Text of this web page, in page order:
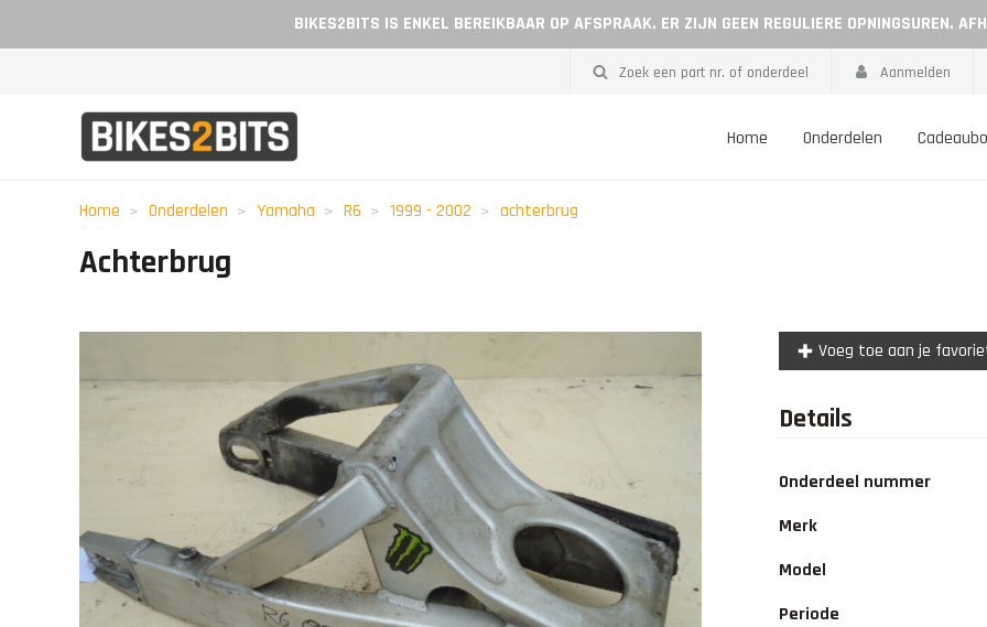
BIKES2BITS IS ENKEL BEREIKBAAR OP AFSPRAAK. ER ZIJN GEEN REGULIERE OPNINGSUREN.
Aanmelden
Zoek een part nr. of onderdeel
Home Onderdelen
Home Onderdelen Yamaha R6 1999 - 2002 achterbrug
Achterbrug
Voeg toe aan je
Details
Onderdeel nummer
Merk
Model
Periode